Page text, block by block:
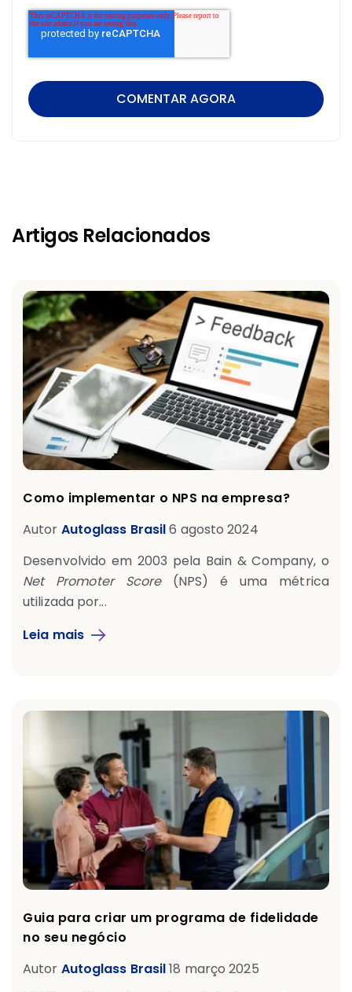
Artigos Relacionados
Como implementar o NPS na empresa?
Autor Autoglass Brasil6 agosto 2024
Desenvolvido em 2003 pela Bain & Company, o
Net Promoter Score(NPS) é uma métrica
utilizada por...
Leia mais
Guia para criar um programa de fidelidade
no seu negócio
Autor Autoglass Brasil18 março 2025